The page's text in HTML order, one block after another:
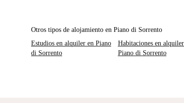
Otros tipos de alojamiento en Piano di Sorrento
Estudios en alquiler en Piano
di Sorrento
Habitaciones en
Piano di Sorrento